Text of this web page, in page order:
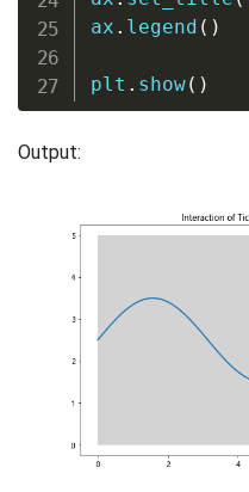
ax . legend ( )
plt . show( )
Output: